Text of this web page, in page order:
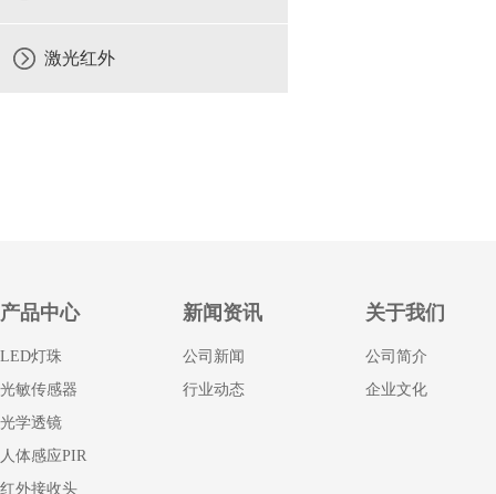
激光红外
产品中心
LED灯珠
光敏传感器
光学透镜
人体感应PIR
红外接收头
新闻资讯
公司新闻
行业动态
关于我们
公司简介
企业文化